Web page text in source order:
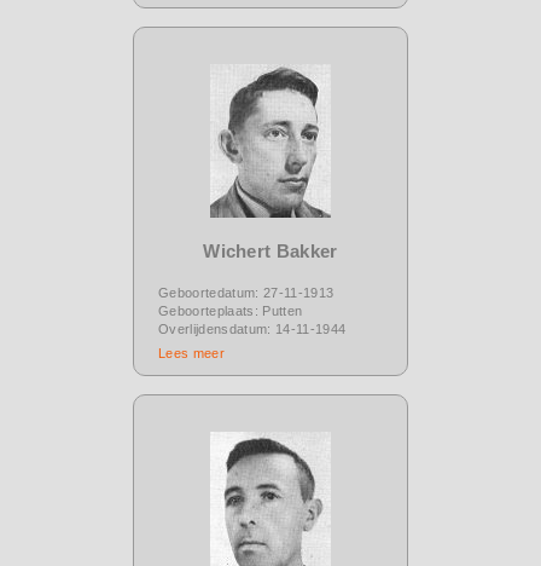
Wichert Bakker
Geboortedatum: 27-11-1913
Geboorteplaats: Putten
Overlijdensdatum: 14-11-1944
Lees meer